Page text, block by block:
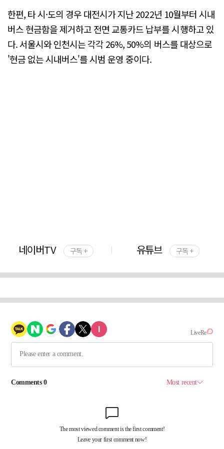
한편, 타 시·도의 경우 대전시가 지난 2022년 10월부터 시내
버스 현금함을 제거하고 전면 교통카드 납부를 시행하고 있
다. 서울시와 인천시는 각각 26%, 50%의 버스를 대상으로
'현금 없는 시내버스'를 시범 운영 중이다.
네이버TV 구독 + 유튜브 구독 +